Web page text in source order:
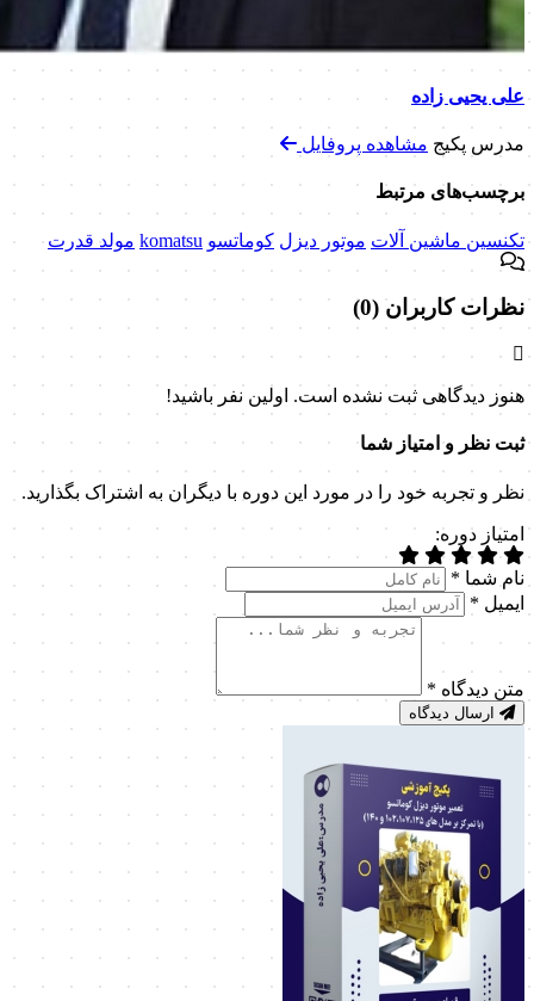
علی یحیی زاده
مدرس پکیج مشاهده پروفایل
برچسب‌های مرتبط
تکنسین ماشین آلات موتور دیزل کوماتسو komatsu مولد قدرت
نظرات کاربران (0)
هنوز دیدگاهی ثبت نشده است. اولین نفر باشید!
ثبت نظر و امتیاز شما
نظر و تجربه خود را در مورد این دوره با دیگران به اشتراک بگذارید.
امتیاز دوره:
نام شما *
ایمیل *
متن دیدگاه *
ارسال دیدگاه